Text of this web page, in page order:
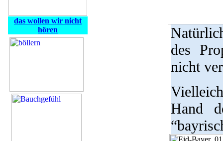
das wollen wir nicht
hören
des
nicht
Hand